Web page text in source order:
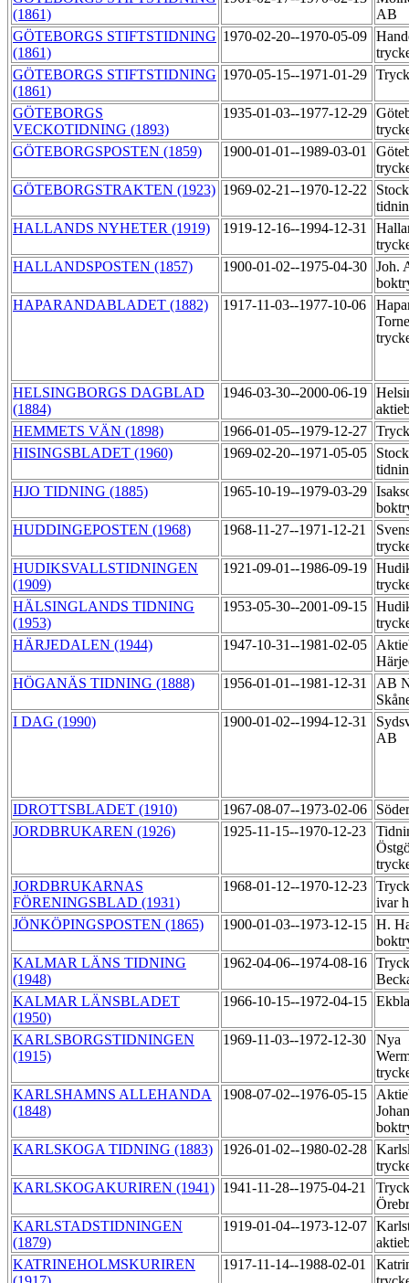
(1861)
AB
GÖTEBORGS STIFTSTIDNING
(1861)
1970-02-20--1970-05-09
GÖTEBORGS STIFTSTIDNING
(1861)
1970-05-15--1971-01-29
GÖTEBORGS
VECKOTIDNING (1893)
1935-01-03--1977-12-29
GÖTEBORGSPOSTEN (1859)
1900-01-01--1989-03-01
GÖTEBORGSTRAKTEN (1923) 1969-02-21--1970-12-22
HALLANDS NYHETER (1919)
1919-12-16--1994-12-31
HALLANDSPOSTEN (1857)
1900-01-02--1975-04-30 Joh.
HAPARANDABLADET (1882)
1917-11-03--1977-10-06
HELSINGBORGS DAGBLAD
(1884)
1946-03-30--2000-06-19
HEMMETS VÄN (1898)
1966-01-05--1979-12-27
HISINGSBLADET (1960)
1969-02-20--1971-05-05
HJO TIDNING (1885)
1965-10-19--1979-03-29
HUDDINGEPOSTEN (1968)
1968-11-27--1971-12-21
HUDIKSVALLSTIDNINGEN
(1909)
1921-09-01--1986-09-19
HÄLSINGLANDS TIDNING
(1953)
1953-05-30--2001-09-15
HÄRJEDALEN (1944)
1947-10-31--1981-02-05
HÖGANÄS TIDNING (1888)
1956-01-01--1981-12-31
AB
I DAG (1990)
1900-01-02--1994-12-31
AB
IDROTTSBLADET (1910) 1967-08-07--1973-02-06
JORDBRUKAREN (1926)
1925-11-15--1970-12-23
JORDBRUKARNAS
FÖRENINGSBLAD (1931)
1968-01-12--1970-12-23
ivar
JÖNKÖPINGSPOSTEN (1865)
1900-01-03--1973-12-15 H.
KALMAR LÄNS TIDNING
(1948)
1962-04-06--1974-08-16
KALMAR LÄNSBLADET
(1950)
1966-10-15--1972-04-15
KARLSBORGSTIDNINGEN
(1915)
1969-11-03--1972-12-30
Nya
KARLSHAMNS ALLEHANDA
(1848)
1908-07-02--1976-05-15
KARLSKOGA TIDNING (1883)
1926-01-02--1980-02-28
KARLSKOGAKURIREN (1941) 1941-11-28--1975-04-21
KARLSTADSTIDNINGEN
(1879)
1919-01-04--1973-12-07
KATRINEHOLMSKURIREN
1917-11-14--1988-02-01